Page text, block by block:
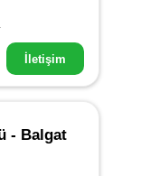
İletişim
- Balgat